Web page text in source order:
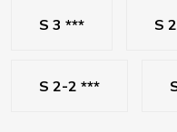
S 3 *** S
S 2-2 ***